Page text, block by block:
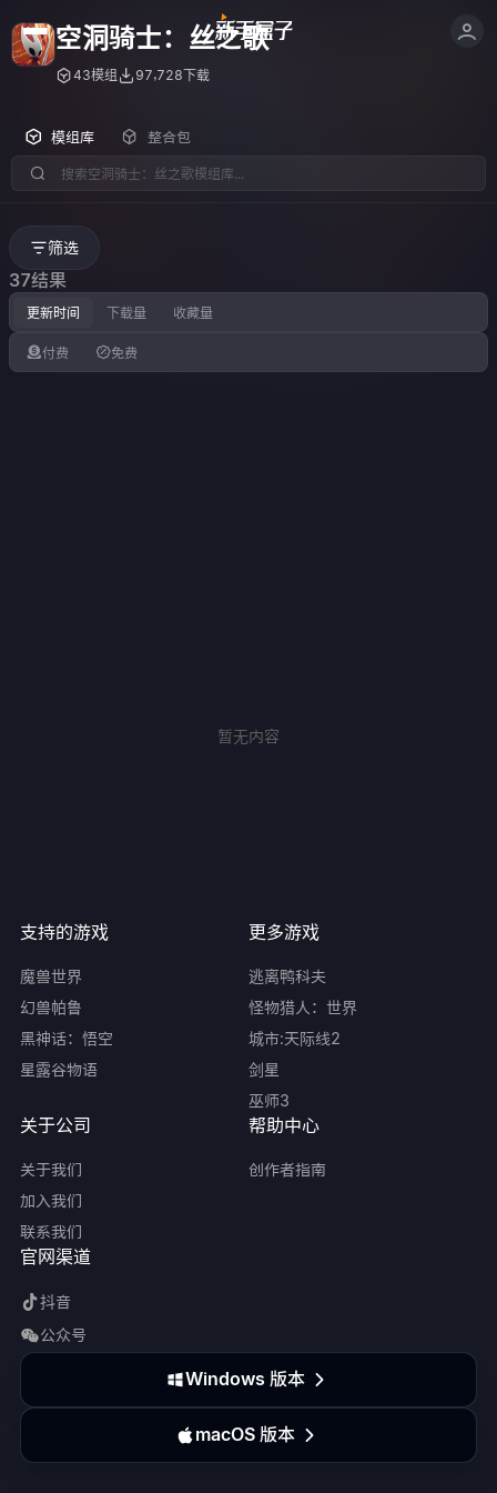
空洞骑士：丝之歌
43模组 97,728下载
模组库 整合包
筛选
37结果
更新时间 下载量 收藏量
付费 免费
暂无内容
支持的游戏
魔兽世界
幻兽帕鲁
黑神话：悟空
星露谷物语
更多游戏
逃离鸭科夫
怪物猎人：世界
城市:天际线2
剑星
巫师3
关于公司
关于我们
加入我们
联系我们
帮助中心
创作者指南
官网渠道
抖音
公众号
Windows 版本
macOS 版本